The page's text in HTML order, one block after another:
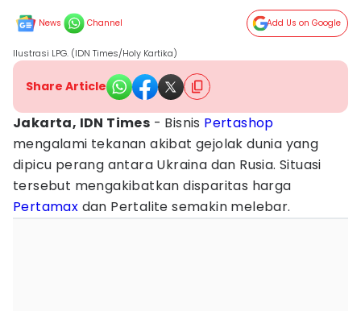
News Channel Add Us on Google
Ilustrasi LPG. (IDN Times/Holy Kartika)
Share Article
Jakarta, IDN Times - Bisnis Pertashop
mengalami tekanan akibat gejolak dunia yang
dipicu perang antara Ukraina dan Rusia. Situasi
tersebut mengakibatkan disparitas harga
Pertamax dan Pertalite semakin melebar.